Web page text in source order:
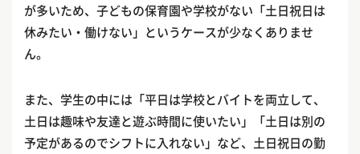
が多いため、子どもの保育園や学校がない「土日祝日は
休みたい・働けない」というケースが少なくありませ
ん。
また、学生の中には「平日は学校とバイトを両立して、
土日は趣味や友達と遊ぶ時間に使いたい」「土日は別の
予定があるのでシフトに入れない」など、土日祝日の勤